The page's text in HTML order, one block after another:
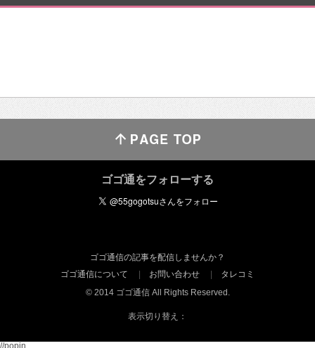
ゴゴ通をフォローする
ゴゴ通信の記事を配信しませんか？
ゴゴ通信について
お問い合わせ
タレコミ
© 2014 ゴゴ通信 All Rights Reserved.
表示切り替え：